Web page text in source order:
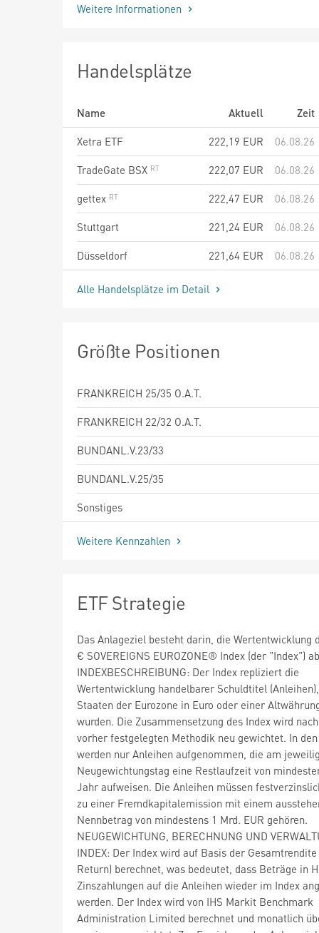
Weitere Informationen
Handelsplätze
Name Aktuell
Zeit
Xetra ETF
222,19 EUR
06.08.26
TradeGate BSX
222,07 EUR
06.08.26
gettex
222,47 EUR
06.08.26
Stuttgart
221,24 EUR
06.08.26
Düsseldorf
221,64 EUR 06.08.26
Alle Handelsplätze im Detail
Größte Positionen
FRANKREICH 25/35 O.A.T.
FRANKREICH 22/32 O.A.T.
BUNDANL.V.23/33
BUNDANL.V.25/35
Sonstiges
Weitere Kennzahlen
ETF Strategie
Das Anlageziel besteht darin, die Wertentwicklung
€ SOVEREIGNS EUROZONE® Index (der "Index")
INDEXBESCHREIBUNG: Der Index repliziert die
Wertentwicklung handelbarer Schuldtitel
Staaten der Eurozone in Euro oder einer
wurden. Die Zusammensetzung des Index wird
vorher festgelegten Methodik neu gewichtet. In
werden nur Anleihen aufgenommen, die am
Neugewichtungstag eine Restlaufzeit von
Jahr aufweisen. Die Anleihen müssen
zu einer Fremdkapitalemission mit einem
Nennbetrag von mindestens 1 Mrd. EUR gehören.
NEUGEWICHTUNG, BERECHNUNG UND
INDEX: Der Index wird auf Basis der Gesamtrendite
Return) berechnet, was bedeutet, dass Beträge in
Zinszahlungen auf die Anleihen wieder im Index
werden. Der Index wird von IHS Markit Benchmark
Administration Limited berechnet und monatlich